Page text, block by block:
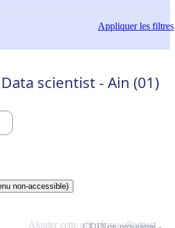
Appliquerles filtres
scientist - Ain (01)
non-accessible)
Ajouter cette offre à ma sélection